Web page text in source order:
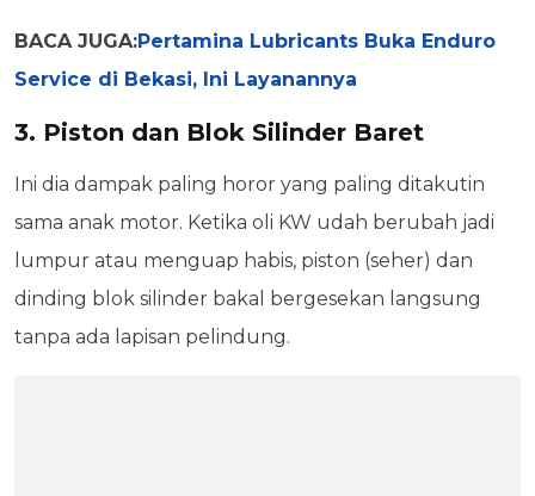
BACA JUGA:Pertamina Lubricants Buka Enduro
Service di Bekasi, Ini Layanannya
3. Piston dan Blok Silinder Baret
Ini dia dampak paling horor yang paling ditakutin
sama anak motor. Ketika oli KW udah berubah jadi
lumpur atau menguap habis, piston (seher) dan
dinding blok silinder bakal bergesekan langsung
tanpa ada lapisan pelindung.